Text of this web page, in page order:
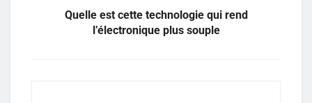
Quelle est cette technologie qui rend
l’électronique plus souple